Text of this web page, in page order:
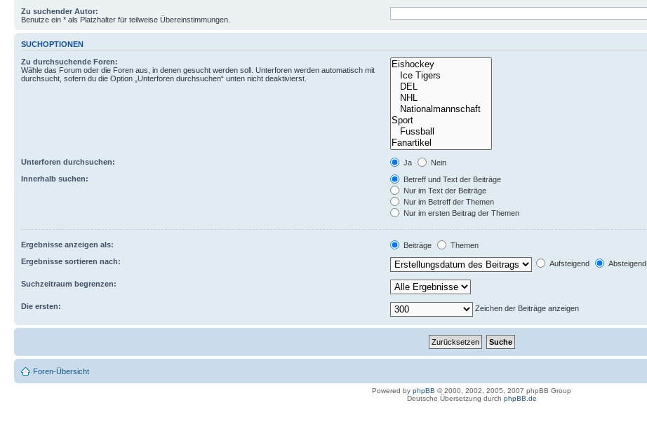
Zu suchender Autor:
Benutze ein * als Platzhalter für teilweise Übereinstimmungen.
SUCHOPTIONEN
Zu durchsuchende Foren:
Wähle das Forum oder die Foren aus, in denen gesucht werden soll. Unterforen werden automatisch mit
durchsucht, sofern du die Option „Unterforen durchsuchen“ unten nicht deaktivierst.
Unterforen durchsuchen: Ja
Nein
Innerhalb suchen:
Betreff und Text der Beiträge
Nur im Text der Beiträge
Nur im Betreff der Themen
Nur im ersten Beitrag der Themen
Ergebnisse anzeigen als: Beiträge
Themen
Ergebnisse sortieren nach:
Aufsteigend Absteigend
Suchzeitraum begrenzen:
Die ersten: Zeichen der Beiträge anzeigen
Foren-Übersicht
Powered by phpBB © 2000, 2002, 2005, 2007 phpBB Group
Deutsche Übersetzung durch phpBB.de